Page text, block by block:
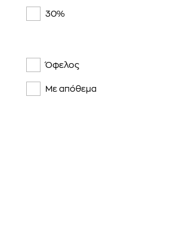
30%
Όφελος
Με απόθεμα